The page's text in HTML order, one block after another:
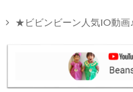
★ビビンビーン人気10動